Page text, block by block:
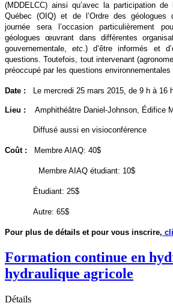
(MDDELCC) ainsi qu’avec la participation de
Québec (OIQ) et de l’Ordre des géologues
journée sera l’occasion particulièrement
géologues œuvrant dans différentes
gouvernementale,etc.) d’être informés et
questions. Toutefois, tout intervenant
préoccupé par les questions
Date : Le mercredi 25 mars 2015, de 9 h à 16
Lieu : Amphithéâtre Daniel-Johnson, Édifice
Diffusé aussi en visioconférence
Coût : Membre AIAQ: 40$
Membre AIAQ étudiant: 10$
Étudiant: 25$
Autre: 65$
Pour plus de détails et pour vous inscrire,
Formation continue en
hydraulique agricole
Détails